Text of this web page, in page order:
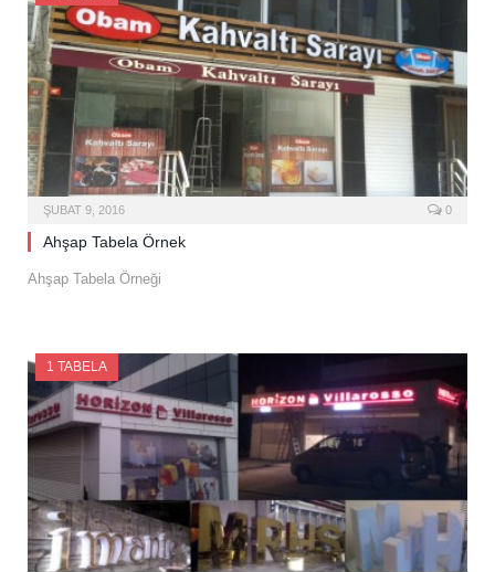
ŞUBAT 9, 2016 0
Ahşap Tabela Örnek
Ahşap Tabela Örneği
1 TABELA